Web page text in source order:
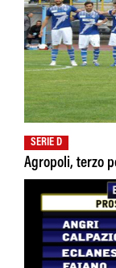
SERIE D
Agropoli, terzo